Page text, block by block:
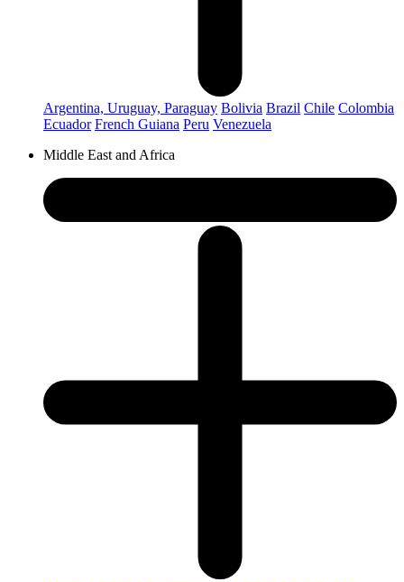
Argentina, Uruguay, Paraguay Bolivia Brazil Chile Colombia
Ecuador French Guiana Peru Venezuela
Middle East and Africa